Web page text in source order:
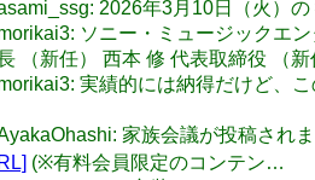
2026年3月10日（火）
ソニー・ミュージックエ
（新任） 西本 修 代表取締役 （
実績的には納得だけど、
家族会議が投稿さ
(※有料会員限定のコンテン…